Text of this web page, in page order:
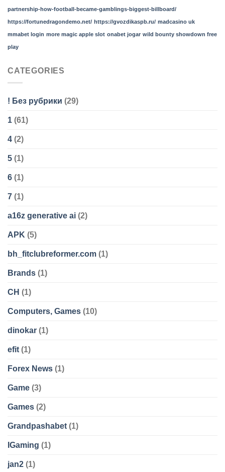
partnership-how-football-became-gamblings-biggest-billboard/
https://fortunedragondemo.net/ https://gvozdikaspb.ru/ madcasino uk
mmabet login more magic apple slot onabet jogar wild bounty showdown free
play
CATEGORIES
! Без рубрики (29)
1 (61)
4 (2)
5 (1)
6 (1)
7 (1)
a16z generative ai (2)
APK (5)
bh_fitclubreformer.com (1)
Brands (1)
CH (1)
Computers, Games (10)
dinokar (1)
efit (1)
Forex News (1)
Game (3)
Games (2)
Grandpashabet (1)
IGaming (1)
jan2 (1)